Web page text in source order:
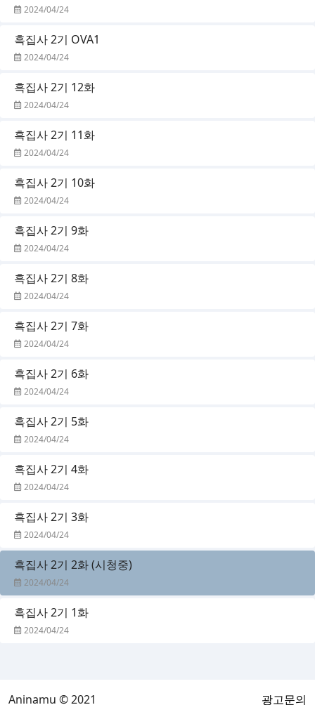
2024/04/24
흑집사 2기 OVA1
2024/04/24
흑집사 2기 12화
2024/04/24
흑집사 2기 11화
2024/04/24
흑집사 2기 10화
2024/04/24
흑집사 2기 9화
2024/04/24
흑집사 2기 8화
2024/04/24
흑집사 2기 7화
2024/04/24
흑집사 2기 6화
2024/04/24
흑집사 2기 5화
2024/04/24
흑집사 2기 4화
2024/04/24
흑집사 2기 3화
2024/04/24
흑집사 2기 2화 (시청중)
2024/04/24
흑집사 2기 1화
2024/04/24
Aninamu © 2021 광고문의